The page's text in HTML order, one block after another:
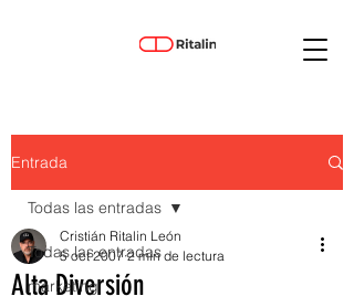
Entrada
Todas las entradas
marketing
Todas las entradas
Alta Diversión
Cristián Ritalin León
5 oct 2007 2 min de lectura